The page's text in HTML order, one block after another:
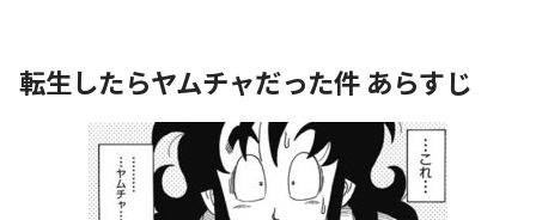
転生したらヤムチャだった件 あらすじ